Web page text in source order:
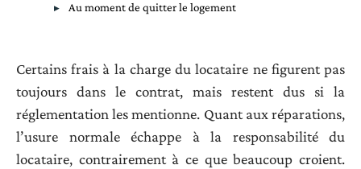
Au moment de quitter le logement
Certains frais à la charge du locataire ne figurent pas
toujours dans le contrat, mais restent dus si la
réglementation les mentionne. Quant aux réparations,
l’usure normale échappe à la responsabilité du
locataire, contrairement à ce que beaucoup croient.